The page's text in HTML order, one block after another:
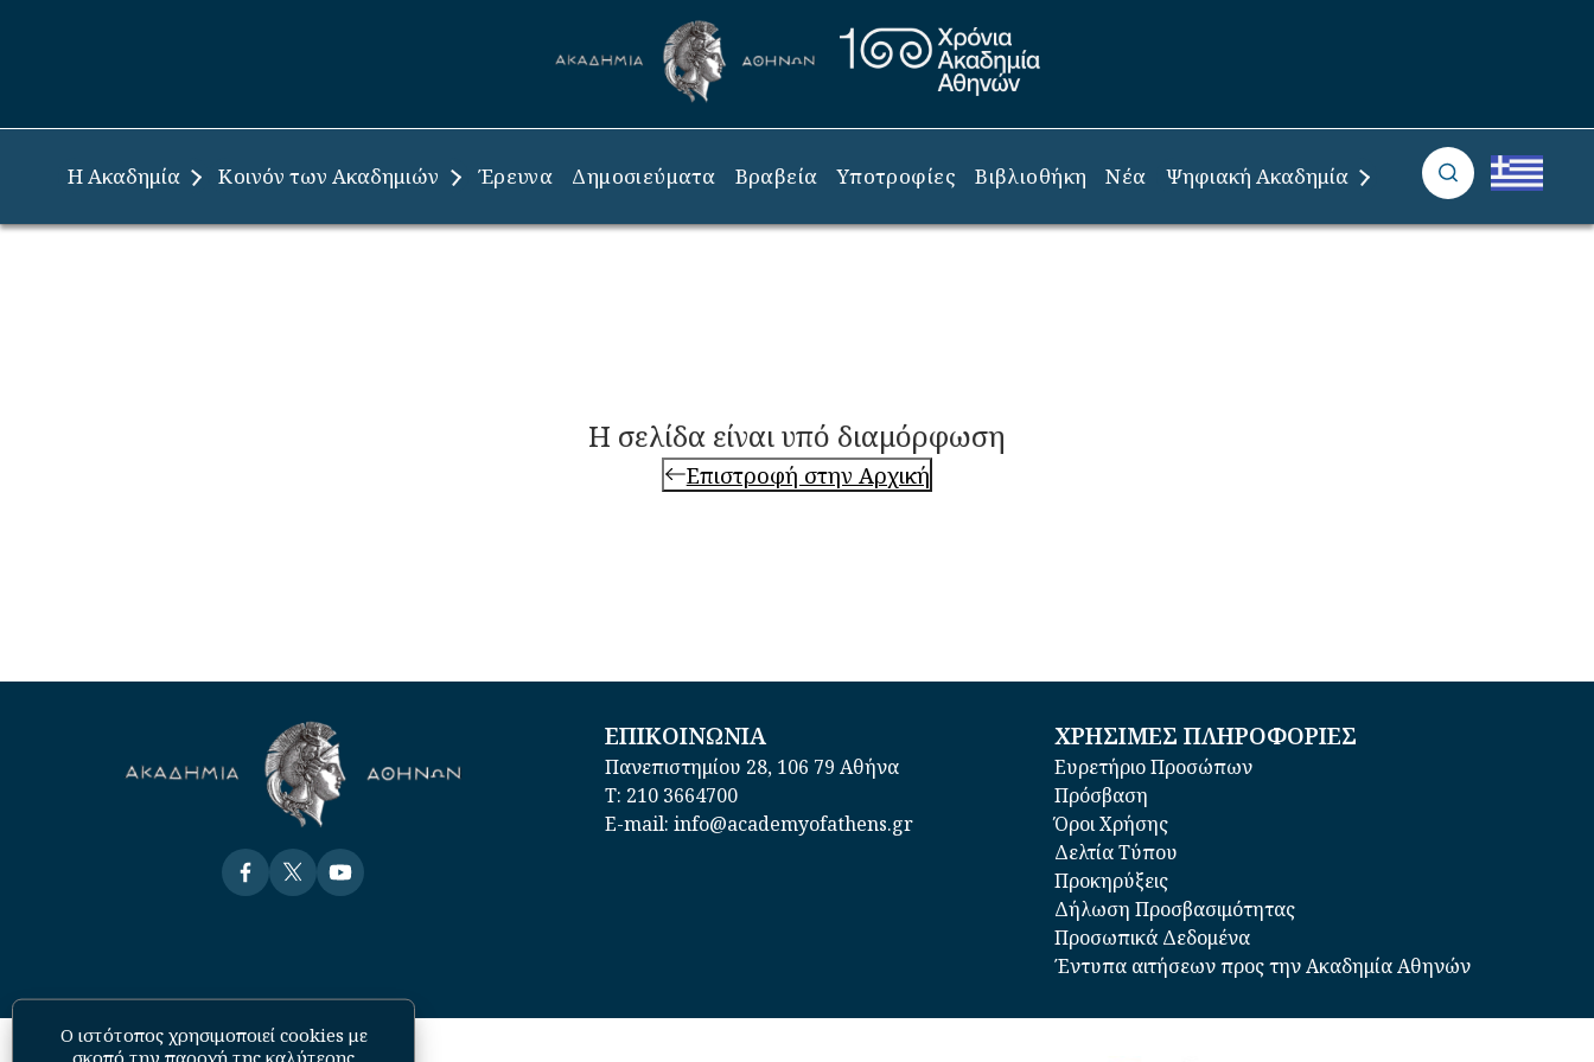
Η Ακαδημία Κοινόν των Ακαδημιών Έρευνα Δημοσιεύματα Βραβεία Υποτροφίες Βιβλιοθήκη Νέα Ψηφιακή Ακαδημία
Η σελίδα είναι υπό διαμόρφωση
Επιστροφή στην Αρχική
VisitVisitVisit
ΕΠΙΚΟΙΝΩΝΙΑ
Πανεπιστημίου 28, 106 79 Αθήνα
Τ: 210 3664700
E-mail: info@academyofathens.gr
ΧΡΗΣΙΜΕΣ ΠΛΗΡΟΦΟΡΙΕΣ
Ευρετήριο Προσώπων
Πρόσβαση
Όροι Χρήσης
Δελτία Τύπου
Προκηρύξεις
Δήλωση Προσβασιμότητας
Προσωπικά Δεδομένα
Έντυπα αιτήσεων προς την Ακαδημία Αθηνών
Ο ιστότοπος χρησιμοποιεί cookies με